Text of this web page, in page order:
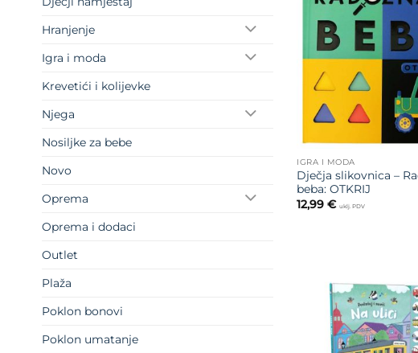
Hranjenje
Igra i moda
Krevetići i kolijevke
Njega
Nosiljke za bebe
Novo
Oprema
Oprema i dodaci
Outlet
Plaža
Poklon bonovi
Poklon umatanje
IGRA I MODA
Dječja slikovnica –
beba: OTKRIJ
12,99€ uklj. PDV